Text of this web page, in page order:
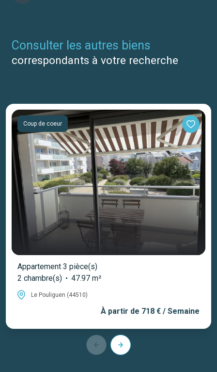
consulter les autres biens
correspondants à votre recherche
Coup de coeur
Appartement 3 pièce(s)
2 chambre(s)
47.97 m²
Le Pouliguen (44510)
À partir de 718 € / Semaine